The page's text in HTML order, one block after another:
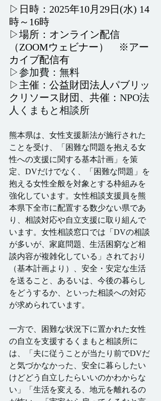
▷日時：2025年10月29日(水) 14
時～16時
▷場所：オンライン配信
（ZOOMウェビナー）　※アー
カイブ配信有
▷参加費：無料
▷主催：公益財団法人パブリッ
クリソース財団、共催： NPO法
人くまもと相談所
熊本県は、女性支援新法が施行された
ことを受け、「困難な問題を抱える女
性への支援に関する基本計画」を策
定、DVだけでなく、「困難な問題」を
抱える女性全般を対象とする枠組みを
強化しています。女性相談支援員を熊
本県下全市に配置する数少ない県であ
り、相談対応や自立支援に取り組んで
います。女性相談窓口では「DVの相談
が多いが、家庭問題、生活困窮など相
談内容が複雑化している」されており
（基本計画より）、安全・安定な生活
を送ること、あるいは、今後の暮らし
をどうするか、といった相談への対応
が求められています。
一方で、困難な状況下に置かれた女性
の自立を支援するくまもと相談所に
は、「夫に従うことが当たり前でDVだ
と気づかなかった、安全に暮らしたい
けどどう自立したらいいのかわからな
い」「生活を変える、地元を離れるの